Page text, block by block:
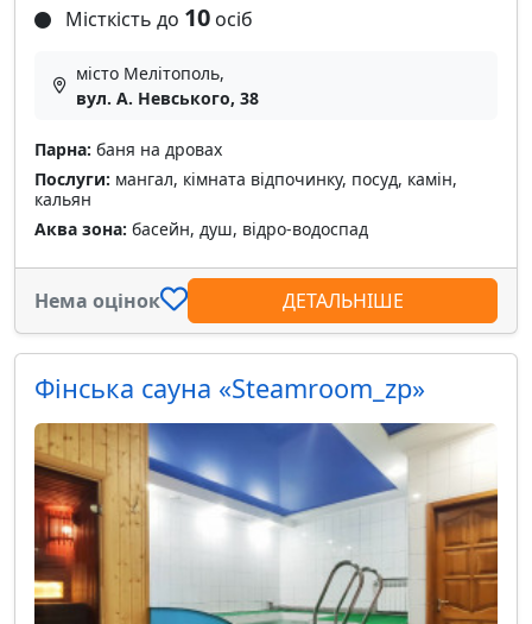
Місткість до 10 осіб
місто Мелітополь,
вул. А. Невського, 38
Парна: баня на дровах
Послуги: мангал, кімната відпочинку, посуд, камін,
кальян
Аква зона: басейн, душ, відро-водоспад
Нема оцінок ДЕТАЛЬНІШЕ
Фінська сауна «Steamroom_zp»